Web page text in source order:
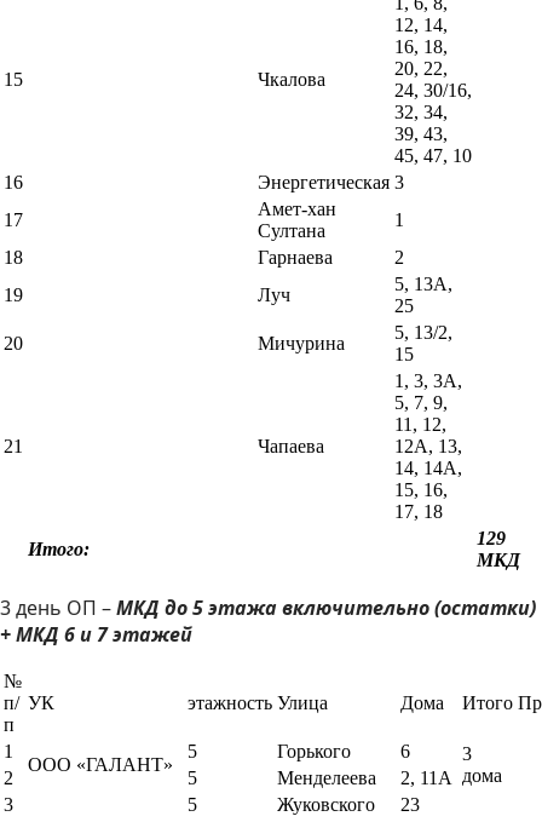
15 Чкалова
12, 14,
16, 18,
20, 22,
24, 30/16,
32, 34,
39, 43,
45, 47, 10
16
Энергетическая 3
17
Амет-хан
Султана
1
18
Гарнаева
2
19
Луч
5, 13А,
25
20
Мичурина
5, 13/2,
15
21 Чапаева
1, 3, 3А,
5, 7, 9,
11, 12,
12А, 13,
14, 14А,
15, 16,
17, 18
Итого:
129
МКД
3 день ОП –МКД до 5 этажа включительно (остатки)
+ МКД 6 и 7 этажей
№
п/
п
УК этажность Улица Дома Итого
1
ООО «ГАЛАНТ»
5 Горького 6
3
дома
2 5 Менделеева
2, 11А
3
5 Жуковского 23